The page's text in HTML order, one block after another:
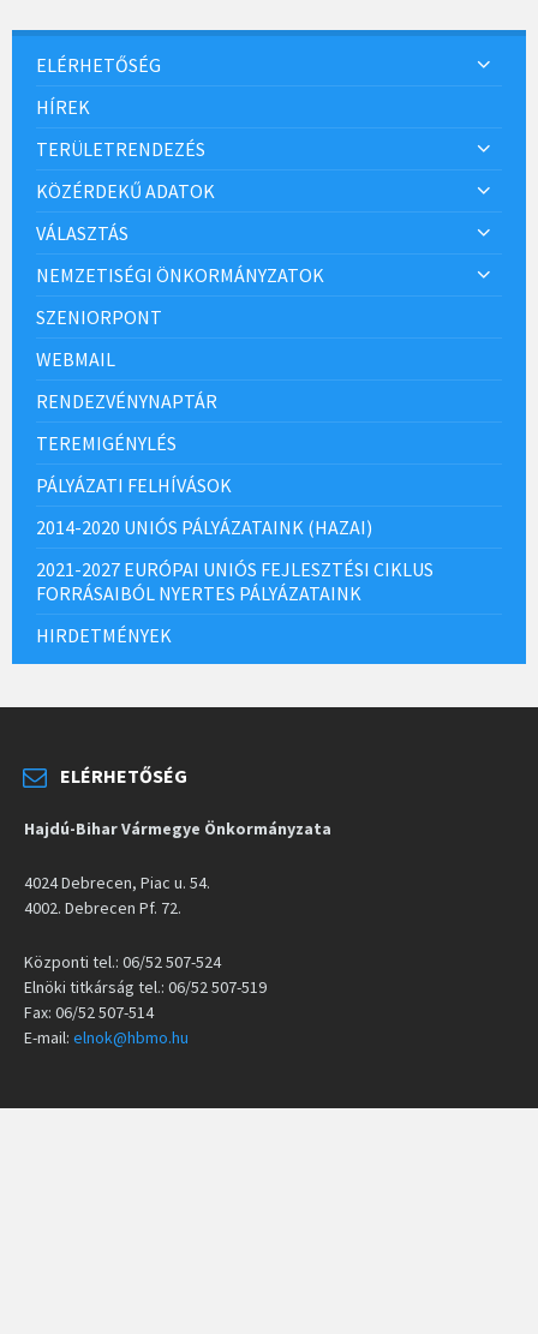
ELÉRHETŐSÉG
HÍREK
TERÜLETRENDEZÉS
KÖZÉRDEKŰ ADATOK
VÁLASZTÁS
NEMZETISÉGI ÖNKORMÁNYZATOK
SZENIORPONT
WEBMAIL
RENDEZVÉNYNAPTÁR
TEREMIGÉNYLÉS
PÁLYÁZATI FELHÍVÁSOK
2014-2020 UNIÓS PÁLYÁZATAINK (HAZAI)
2021-2027 EURÓPAI UNIÓS FEJLESZTÉSI CIKLUS
FORRÁSAIBÓL NYERTES PÁLYÁZATAINK
HIRDETMÉNYEK
ELÉRHETŐSÉG
Hajdú-Bihar Vármegye Önkormányzata
4024 Debrecen, Piac u. 54.
4002. Debrecen Pf. 72.
Központi tel.: 06/52 507-524
Elnöki titkárság tel.: 06/52 507-519
Fax: 06/52 507-514
E-mail: elnok@hbmo.hu